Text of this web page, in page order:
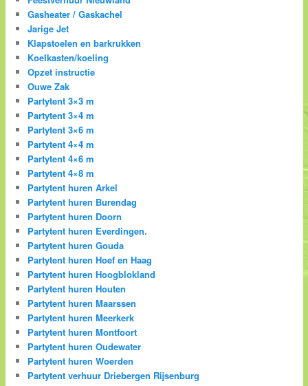
Gasheater / Gaskachel
Jarige Jet
Klapstoelen en barkrukken
Koelkasten/koeling
Opzet instructie
Ouwe Zak
Partytent 3×3 m
Partytent 3×4 m
Partytent 3×6 m
Partytent 4×4 m
Partytent 4×6 m
Partytent 4×8 m
Partytent huren Arkel
Partytent huren Burendag
Partytent huren Doorn
Partytent huren Everdingen.
Partytent huren Gouda
Partytent huren Hoef en Haag
Partytent huren Hoogblokland
Partytent huren Houten
Partytent huren Maarssen
Partytent huren Meerkerk
Partytent huren Montfoort
Partytent huren Oudewater
Partytent huren Woerden
Partytent verhuur Driebergen Rijsenburg